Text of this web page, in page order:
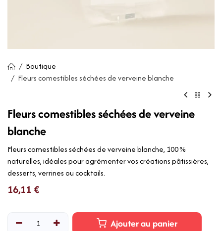
Boutique
Fleurs comestibles séchées de verveine blanche
Fleurs comestibles séchées de verveine
blanche
Fleurs comestibles séchées de verveine blanche, 100 %
naturelles, idéales pour agrémenter vos créations pâtissières,
desserts, verrines ou cocktails.
16,11 €
Ajouter au panier